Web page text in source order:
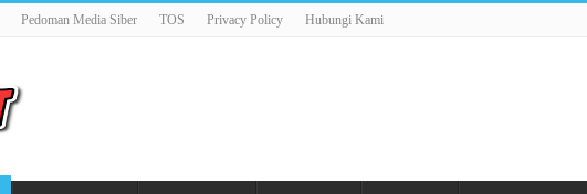
Pedoman Media Siber TOS Privacy Policy Hubungi Kami